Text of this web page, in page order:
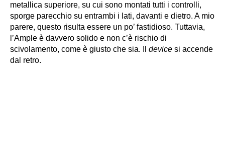
metallica superiore, su cui sono montati tutti i controlli,
sporge parecchio su entrambi i lati, davanti e dietro. A mio
parere, questo risulta essere un po’ fastidioso. Tuttavia,
l’Ample è davvero solido e non c’è rischio di
scivolamento, come è giusto che sia. Il device si accende
dal retro.